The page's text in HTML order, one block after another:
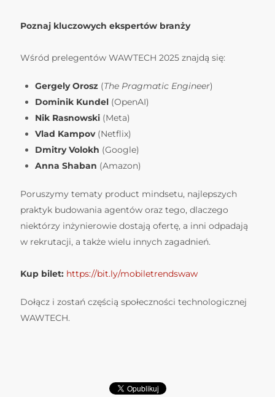
Poznaj kluczowych ekspertów branży
Wśród prelegentów WAWTECH 2025 znajdą się:
Gergely Orosz (The Pragmatic Engineer)
Dominik Kundel (OpenAI)
Nik Rasnowski (Meta)
Vlad Kampov(Netflix)
Dmitry Volokh (Google)
Anna Shaban (Amazon)
Poruszymy tematy product mindsetu, najlepszych
praktyk budowania agentów oraz tego, dlaczego
niektórzy inżynierowie dostają ofertę, a inni odpadają
w rekrutacji, a także wielu innych zagadnień.
Kup bilet: https://bit.ly/mobiletrendswaw
Dołącz i zostań częścią społeczności technologicznej
WAWTECH.